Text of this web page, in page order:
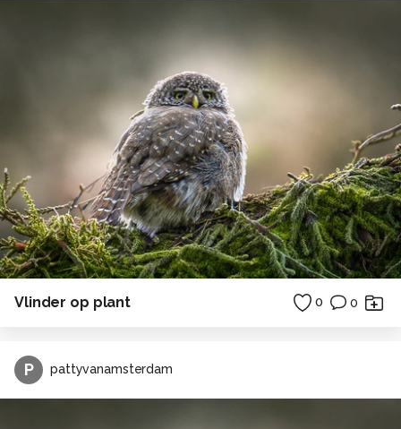
Vlinder op plant 0 0
P pattyvanamsterdam